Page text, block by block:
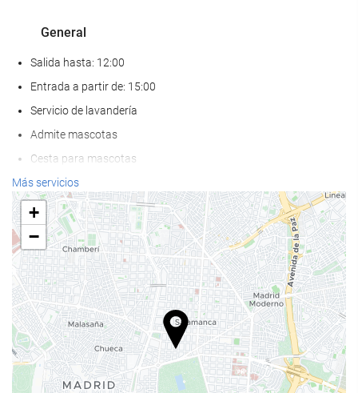
General
Salida hasta: 12:00
Entrada a partir de: 15:00
Servicio de lavandería
Admite mascotas
Cesta para mascotas
Cuenco para mascotas
Aire Acondicionado
Calefacción
Ascensor
Habitaciones No fumadores
Hotel no fumadores
Habitaciones insonorizadas
Bienestar
Más servicios
+
−